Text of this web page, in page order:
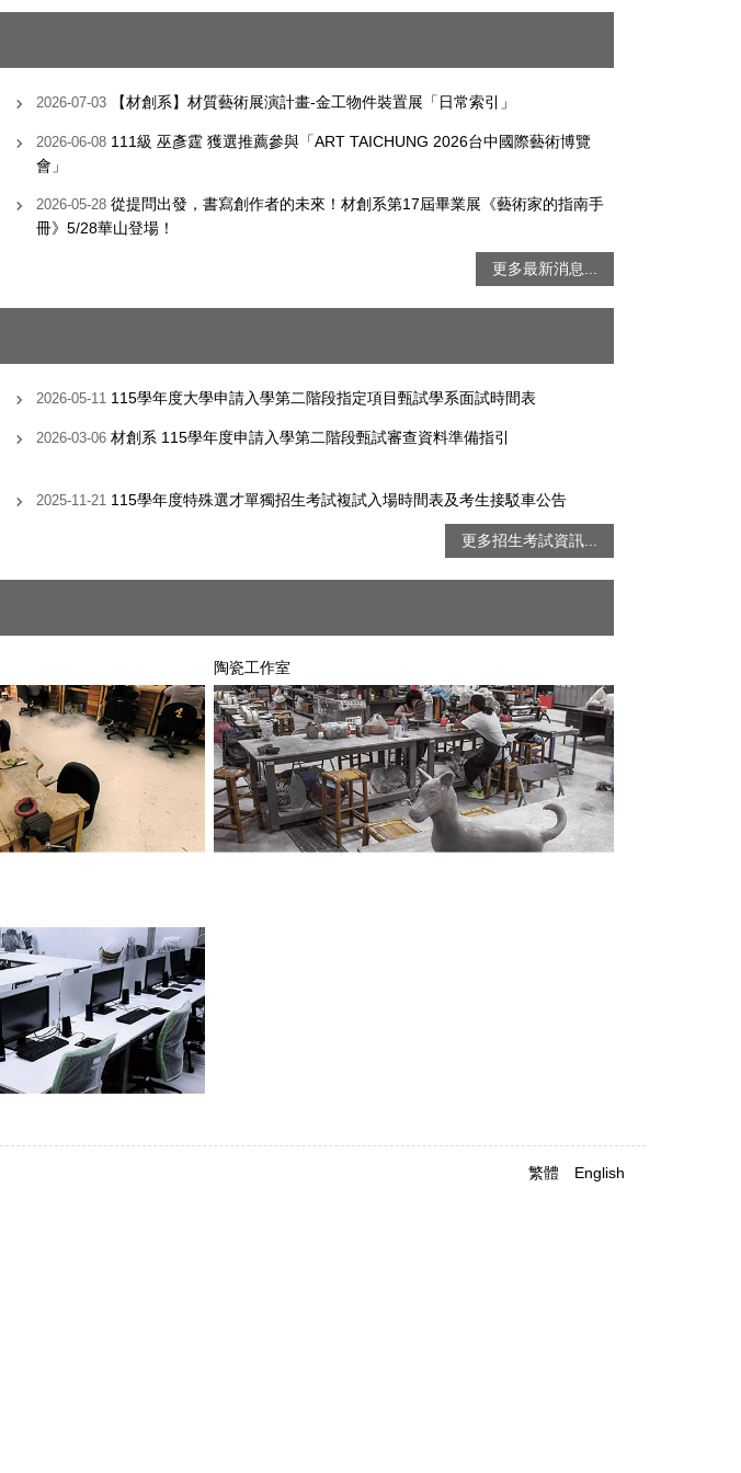
2026-07-03 【材創系】材質藝術展演計畫-金工物件裝置展「日常索引」
2026-06-08 111級 巫彥霆 獲選推薦參與「ART TAICHUNG 2026台中國際藝術博覽
會」
2026-05-28從提問出發，書寫創作者的未來！材創系第17屆畢業展《藝術家的指南手
冊》5/28華山登場！
更多最新消息...
2026-05-11 115學年度大學申請入學第二階段指定項目甄試學系面試時間表
2026-03-06材創系 115學年度申請入學第二階段甄試審查資料準備指引
2025-11-21 115學年度特殊選才單獨招生考試複試入場時間表及考生接駁車公告
更多招生考試資訊...
陶瓷工作室
繁體 English